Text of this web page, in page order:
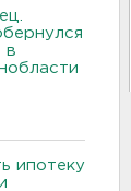
в
ипотеку